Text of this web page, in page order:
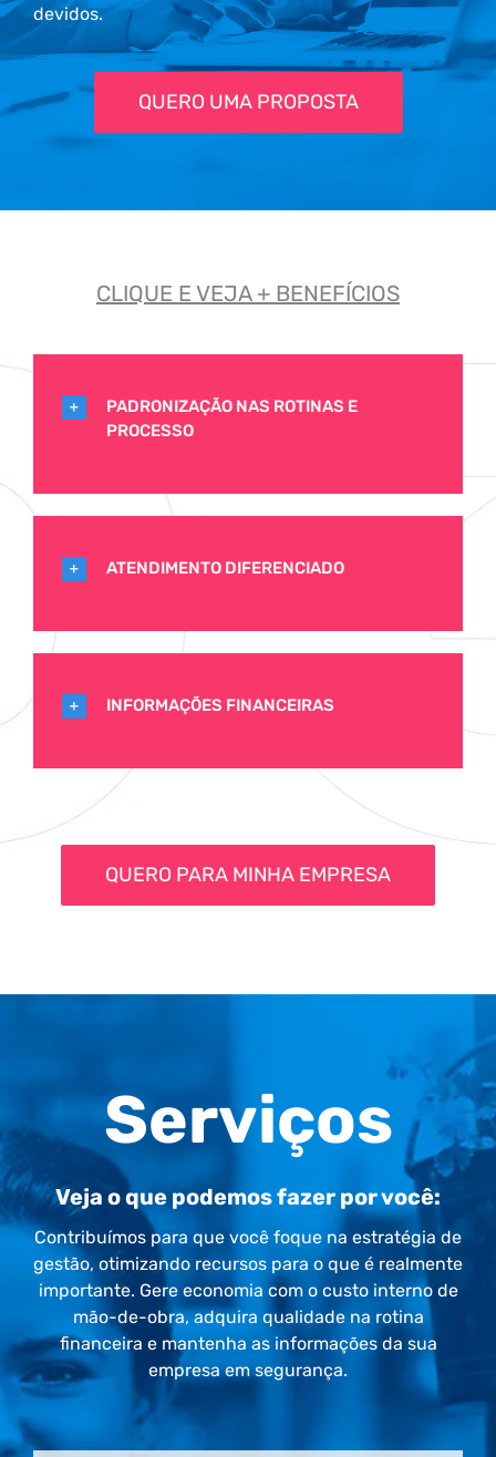
devidos.
QUERO UMA PROPOSTA
CLIQUE E VEJA + BENEFÍCIOS
PADRONIZAÇÃO NAS ROTINAS E
PROCESSO
ATENDIMENTO DIFERENCIADO
INFORMAÇÕES FINANCEIRAS
QUERO PARA MINHA EMPRESA
Serviços
Veja o que podemos fazer por você:
Contribuímos para que você foque na estratégia de
gestão, otimizando recursos para o que é realmente
importante. Gere economia com o custo interno de
mão-de-obra, adquira qualidade na rotina
financeira e mantenha as informações da sua
empresa em segurança.